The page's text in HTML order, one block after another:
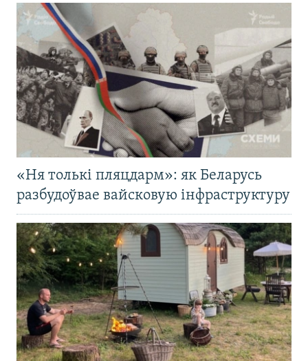
«Ня толькі пляцдарм»: як Беларусь
разбудоўвае вайсковую інфраструктуру